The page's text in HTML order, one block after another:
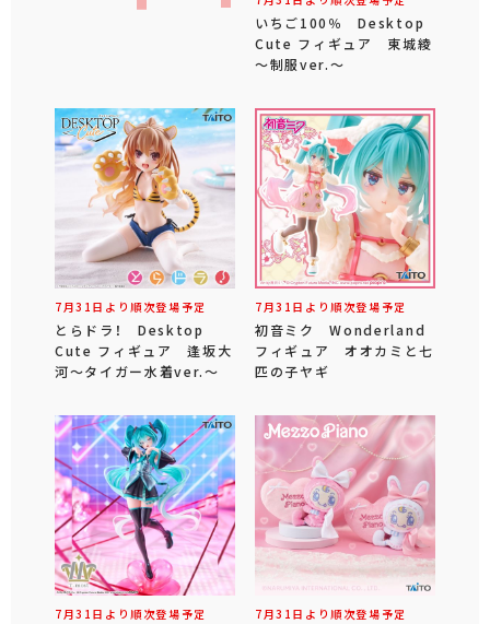
いちご100％ Desktop
Cute フィギュア 東城綾
～制服ver.～
7月31日より順次登場予定
とらドラ！ Desktop
Cute フィギュア 逢坂大
河～タイガー水着ver.～
7月31日より順次登場予定
初音ミク Wonderland
フィギュア オオカミと七
匹の子ヤギ
7月31日より順次登場予定 7月31日より順次登場予定